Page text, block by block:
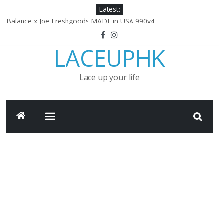
to
Latest:
由 Black Excellence 重新定義藝術時代單色調的影響力 New
Balance x Joe Freshgoods MADE in USA 990v4
日本東京都創作分部提案 NEW BALANCE / TOKYO DESIGN
小林節正監修 ‧ 融合「傳統與創新」 全新 WAVE PROPHECY MOC
Under Armour Curry 12最新簽名鞋升級登場 Curry USA 夢幻配色
國行系列登場
Under Armour Curry 11及 Curry 4 Retro「Championship
Mindset」 保持爭勝之心 爭標路上永不止步
LACEUPHK
Lace up your life